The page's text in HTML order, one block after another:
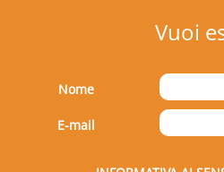
Vuoi
Nome
E-mail